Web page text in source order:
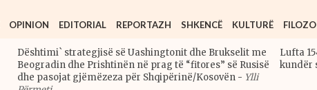
OPINION EDITORIAL REPORTAZH SHKENCË KULTURË
Dështimi` strategjisë së Uashingtonit dhe Brukselit me
Beogradin dhe Prishtinën në prag të “fitores” së Rusisë
dhe pasojat gjëmëzeza për Shqipërinë/Kosovën - Ylli
Lufta
kundër